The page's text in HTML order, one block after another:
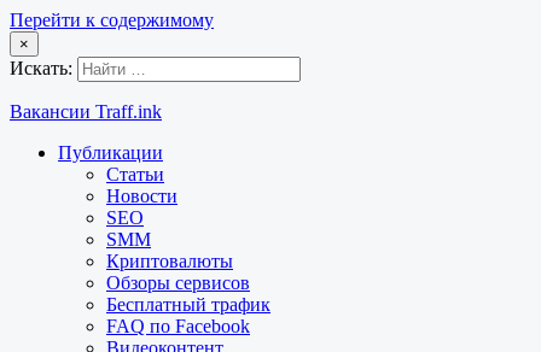
Перейти к содержимому
×
Искать:
Вакансии Traff.ink
Публикации
Статьи
Новости
SEO
SMM
Криптовалюты
Обзоры сервисов
Бесплатный трафик
FAQ по Facebook
Видеоконтент